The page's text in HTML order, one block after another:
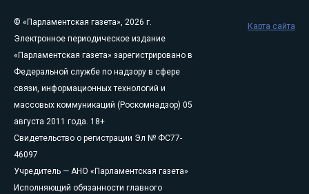
© «Парламентская газета», 2026 г.
Электронное периодическое издание
«Парламентская газета» зарегистрировано в
Федеральной службе по надзору в сфере
связи, информационных технологий и
массовых коммуникаций (Роскомнадзор) 05
августа 2011 года. 18+
Свидетельство о регистрации Эл № ФС77-
46097
Учредитель — АНО «Парламентская газета»
Исполняющий обязанности главного
Карта сайта